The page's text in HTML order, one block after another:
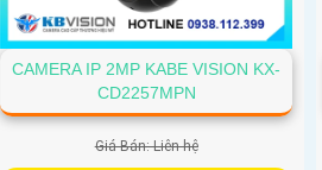
CAMERA IP 2MP KABE VISION KX-
CD2257MPN
Giá Bán: Liên hệ